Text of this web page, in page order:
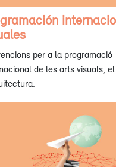
per a la programació
de les arts visuals,